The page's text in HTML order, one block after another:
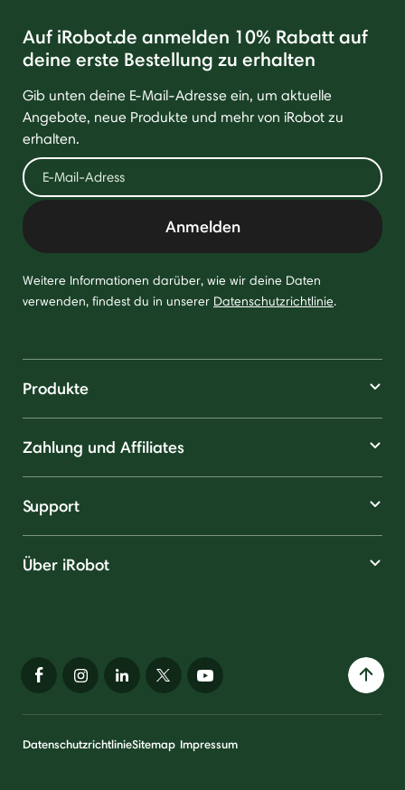
Auf iRobot.de anmelden 10% Rabatt auf
deine erste Bestellung zu erhalten
Gib unten deine E-Mail-Adresse ein, um aktuelle
Angebote, neue Produkte und mehr von iRobot zu
erhalten.
Anmelden
Weitere Informationen darüber, wie wir deine Daten
verwenden, findest du in unserer Datenschutzrichtlinie.
Produkte
Zahlung und Affiliates
Support
Über iRobot
DatenschutzrichtlinieSitemap Impressum